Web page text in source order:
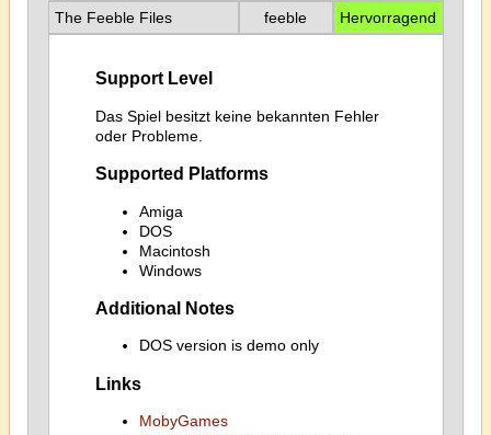
The Feeble Files
feeble Hervorragend
Support Level
Das Spiel besitzt keine bekannten Fehler
oder Probleme.
Supported Platforms
Amiga
DOS
Macintosh
Windows
Additional Notes
DOS version is demo only
Links
MobyGames